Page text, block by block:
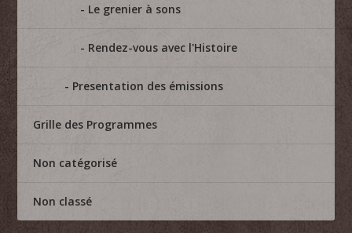
Le grenier à sons
Rendez-vous avec l'Histoire
Presentation des émissions
Grille des Programmes
Non catégorisé
Non classé